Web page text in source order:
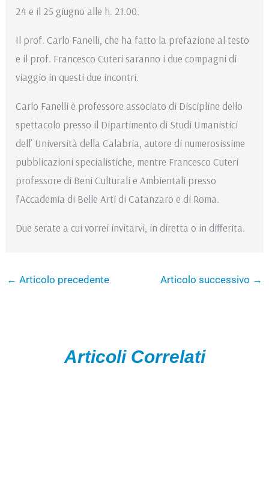
24 e il 25 giugno alle h. 21.00.
Il prof. Carlo Fanelli, che ha fatto la prefazione al testo
e il prof. Francesco Cuteri saranno i due compagni di
viaggio in questi due incontri.
Carlo Fanelli è professore associato di Discipline dello
spettacolo presso il Dipartimento di Studi Umanistici
dell’ Università della Calabria, autore di numerosissime
pubblicazioni specialistiche, mentre Francesco Cuteri
professore di Beni Culturali e Ambientali presso
l’Accademia di Belle Arti di Catanzaro e di Roma.
Due serate a cui vorrei invitarvi, in diretta o in differita.
← Articolo precedente Articolo successivo →
Articoli Correlati